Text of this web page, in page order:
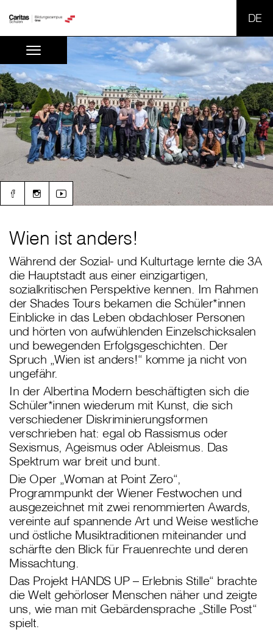
Wien ist anders!
Während der Sozial- und Kulturtage lernte die 3A
die Hauptstadt aus einer einzigartigen,
sozialkritischen Perspektive kennen. Im Rahmen
der Shades Tours bekamen die Schüler*innen
Einblicke in das Leben obdachloser Personen
und hörten von aufwühlenden Einzelschicksalen
und bewegenden Erfolgsgeschichten. Der
Spruch „Wien ist anders!“ komme ja nicht von
ungefähr.
In der Albertina Modern beschäftigten sich die
Schüler*innen wiederum mit Kunst, die sich
verschiedener Diskriminierungsformen
verschrieben hat: egal ob Rassismus oder
Sexismus, Ageismus oder Ableismus. Das
Spektrum war breit und bunt.
Die Oper „Woman at Point Zero“,
Programmpunkt der Wiener Festwochen und
ausgezeichnet mit zwei renommierten Awards,
vereinte auf spannende Art und Weise westliche
und östliche Musiktraditionen miteinander und
schärfte den Blick für Frauenrechte und deren
Missachtung.
Das Projekt HANDS UP – Erlebnis Stille“ brachte
die Welt gehörloser Menschen näher und zeigte
uns, wie man mit Gebärdensprache „Stille Post“
spielt.